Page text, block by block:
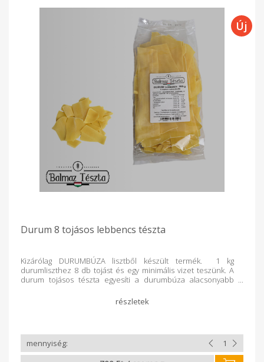
Durum 8 tojásos lebbencs tészta
Kizárólag DURUMBÚZA lisztből készült termék. 1 kg
durumliszthez 8 db tojást és egy minimális vizet teszünk. A
durum tojásos tészta egyesíti a durumbúza alacsonyabb
laktatóbb, gazdagabb fehérjében, és jobban megőrzi
formáját főzés közben, mint a hagyományos lisztből készült